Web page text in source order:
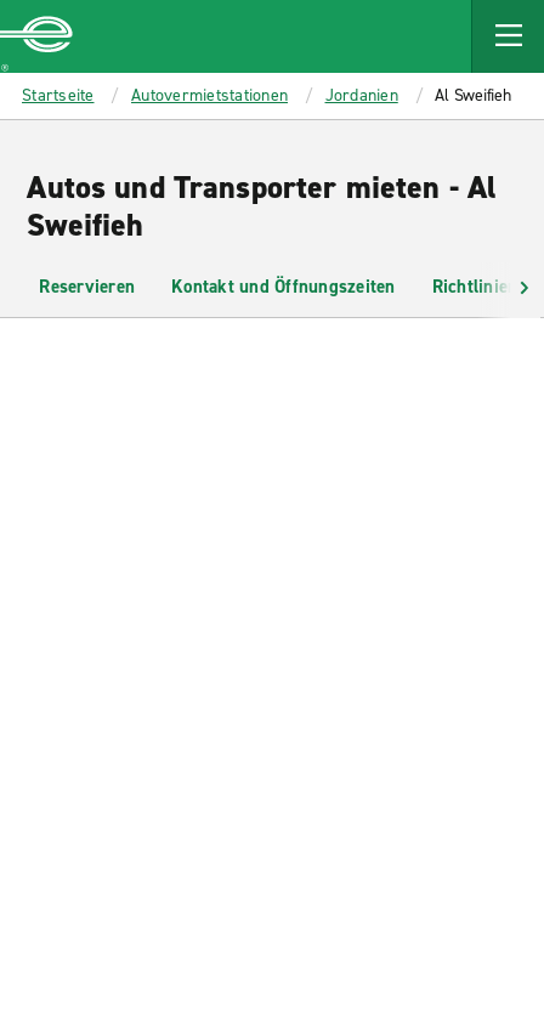
MAIN
CONTENT
Enterprise
Startseite Autovermietstationen Jordanien Al Sweifieh
Autos und Transporter mieten - Al
Sweifieh
Reservieren Kontakt und Öffnungszeiten Richtlinien